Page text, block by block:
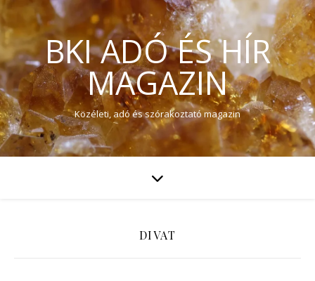
BKI ADÓ ÉS HÍR
MAGAZIN
Közéleti, adó és szórakoztató magazin
DIVAT